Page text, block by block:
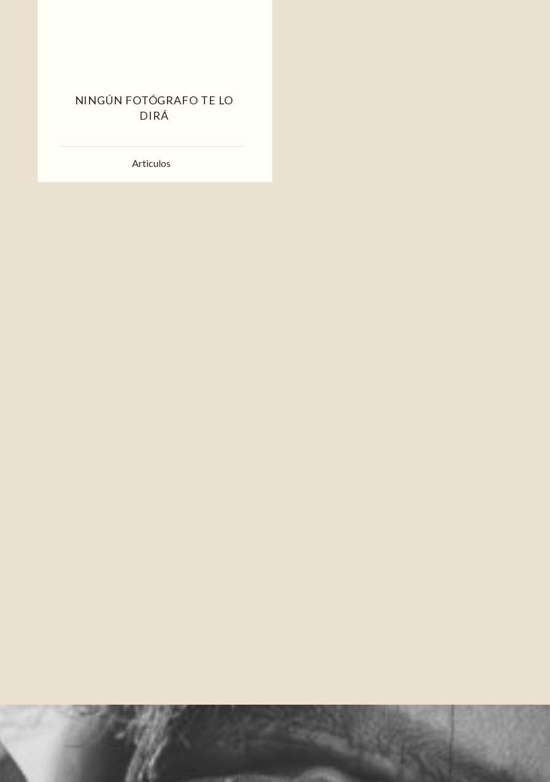
NINGÚN FOTÓGRAFO TE LO
DIRÁ
Articulos